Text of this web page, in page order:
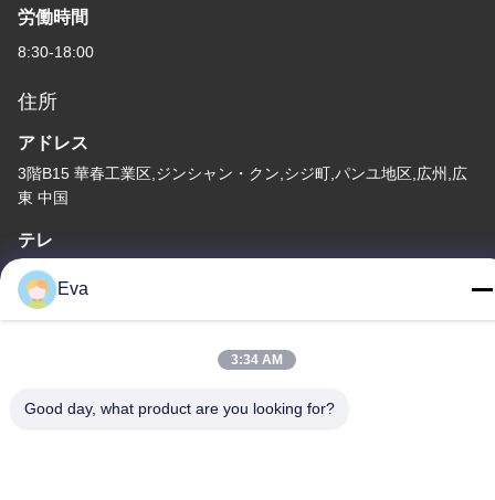
労働時間
8:30-18:00
住所
アドレス
3階B15 華春工業区,ジンシャン・クン,シジ町,パンユ地区,広州,広
東 中国
テレ
86-020-3156-0583
中国 良質 閉ざされた吸い込みシステム 提供者 著作権 -2026
Eva
3:34 AM
Good day, what product are you looking for?